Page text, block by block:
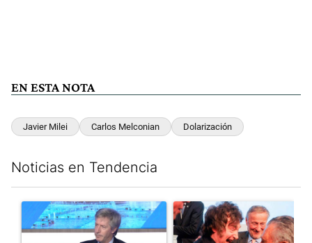
EN ESTA NOTA
Javier Milei Carlos Melconian Dolarización
Noticias en Tendencia
Un artículo de tendencia con el título "El Banco Central no
Un artículo de tendencia con